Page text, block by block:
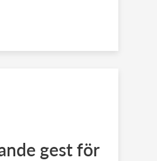
gest för